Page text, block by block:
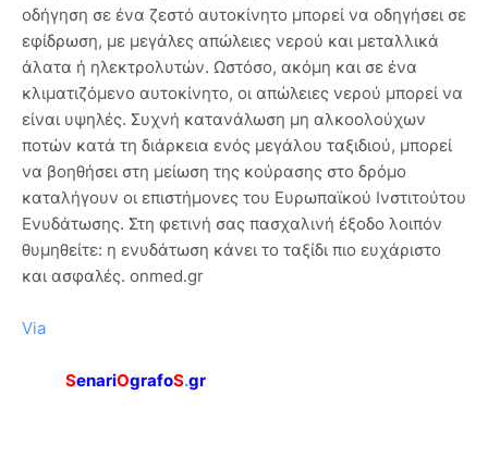
οδήγηση σε ένα ζεστό αυτοκίνητο μπορεί να οδηγήσει σε
εφίδρωση, με μεγάλες απώλειες νερού και μεταλλικά
άλατα ή ηλεκτρολυτών. Ωστόσο, ακόμη και σε ένα
κλιματιζόμενο αυτοκίνητο, οι απώλειες νερού μπορεί να
είναι υψηλές. Συχνή κατανάλωση μη αλκοολούχων
ποτών κατά τη διάρκεια ενός μεγάλου ταξιδιού, μπορεί
να βοηθήσει στη μείωση της κούρασης στο δρόμο
καταλήγουν οι επιστήμονες του Ευρωπαϊκού Ινστιτούτου
Ενυδάτωσης. Στη φετινή σας πασχαλινή έξοδο λοιπόν
θυμηθείτε: η ενυδάτωση κάνει το ταξίδι πιο ευχάριστο
και ασφαλές. onmed.gr
Via
SenariOgrafoS.gr